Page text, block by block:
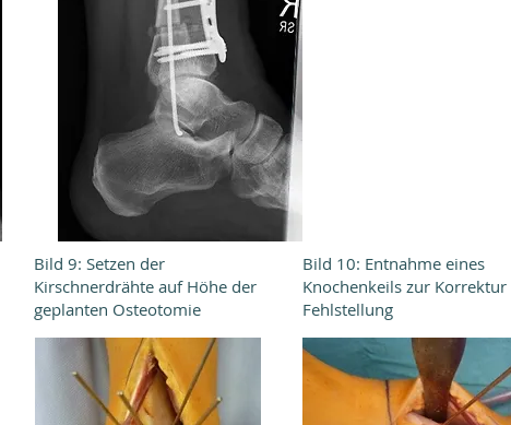
Bild 9: Setzen der
Kirschnerdrähte auf Höhe der
geplanten Osteotomie
Bild 10: Entnahme eines
Knochenkeils zur Korrektur
Fehlstellung